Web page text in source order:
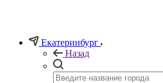
Екатеринбург
Назад